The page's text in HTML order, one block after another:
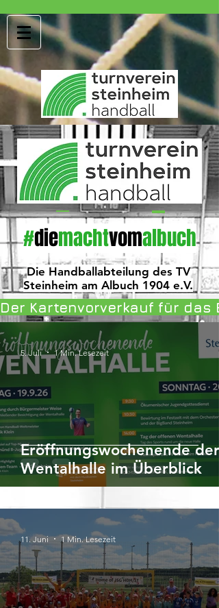
#diemachtvomalbuch
Die Handballabteilung des TV
Steinheim am Albuch 1904 e.V.
Der Kartenvorverkauf für
Eröffnungswochenende der
Wentalhalle im Überblick
5. Juli 1 Min. Lesezeit
11. Juni 1 Min. Lesezeit